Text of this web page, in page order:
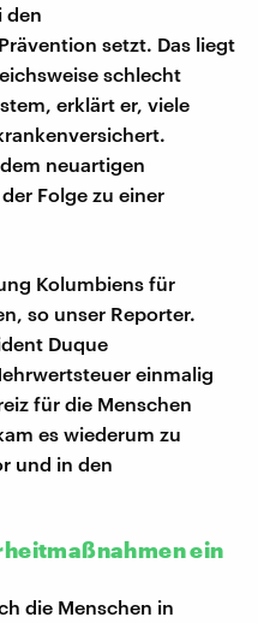
den
setzt. Das liegt
schlecht
erklärt er, viele
neuartigen
Folge zu einer
Kolumbiens für
so unser Reporter.
Duque
einmalig
für die Menschen
es wiederum zu
und in den
ein
die Menschen in